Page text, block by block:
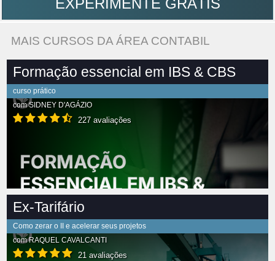
EXPERIMENTE GRÁTIS
MAIS CURSOS DA ÁREA CONTABIL
Formação essencial em IBS & CBS
curso prático
comSIDNEY D'AGÁZIO
227 avaliações
Ex-Tarifário
Como zerar o II e acelerar seus projetos
comRAQUEL CAVALCANTI
21 avaliações